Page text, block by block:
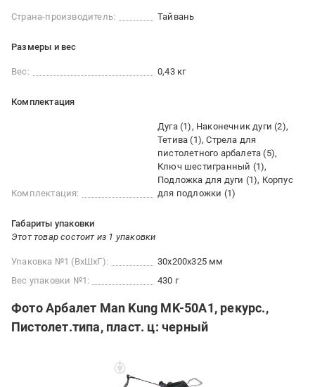
Страна-производитель: Тайвань
Размеры и вес
Вес: 0,43 кг
Комплектация
Комплектация:
Дуга (1), Наконечник дуги (2),
Тетива (1), Стрела для
пистолетного арбалета (5),
Ключ шестигранный (1),
Подложка для дуги (1), Корпус
для подложки (1)
Габариты упаковки
Этот товар состоит из 1 упаковки
Упаковка №1 (ВхШхГ):
30x200x325 мм
Вес упаковки №1:
430 г
Фото Арбалет Man Kung MK-50A1, рекурс.,
Пистолет.типа, пласт. ц: черный